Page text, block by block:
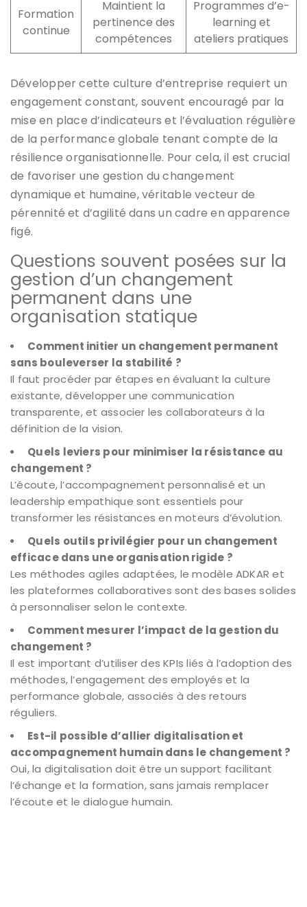
Formation
continue
Maintient la
pertinence des
compétences
Programmes d’e-
learning et
ateliers pratiques
Développer cette culture d’entreprise requiert un
engagement constant, souvent encouragé par la
mise en place d’indicateurs et l’évaluation régulière
de la performance globale tenant compte de la
résilience organisationnelle. Pour cela, il est crucial
de favoriser une gestion du changement
dynamique et humaine, véritable vecteur de
pérennité et d’agilité dans un cadre en apparence
figé.
Questions souvent posées sur la
gestion d’un changement
permanent dans une
organisation statique
Comment initier un changement permanent
sans bouleverser la stabilité ?
Il faut procéder par étapes en évaluant la culture
existante, développer une communication
transparente, et associer les collaborateurs à la
définition de la vision.
Quels leviers pour minimiser la résistance au
changement ?
L’écoute, l’accompagnement personnalisé et un
leadership empathique sont essentiels pour
transformer les résistances en moteurs d’évolution.
Quels outils privilégier pour un changement
efficace dans une organisation rigide ?
Les méthodes agiles adaptées, le modèle ADKAR et
les plateformes collaboratives sont des bases solides
à personnaliser selon le contexte.
Comment mesurer l’impact de la gestion du
changement ?
Il est important d’utiliser des KPIs liés à l’adoption des
méthodes, l’engagement des employés et la
performance globale, associés à des retours
réguliers.
Est-il possible d’allier digitalisation et
accompagnement humain dans le changement ?
Oui, la digitalisation doit être un support facilitant
l’échange et la formation, sans jamais remplacer
l’écoute et le dialogue humain.